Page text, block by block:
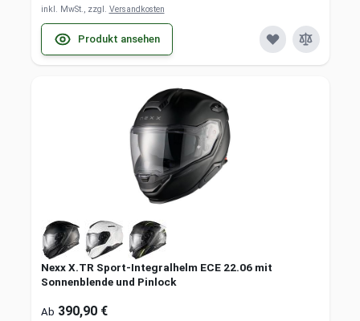
inkl. MwSt., zzgl. Versandkosten
Produkt ansehen
Nexx X.TR Sport-Integralhelm ECE 22.06 mit
Sonnenblende und Pinlock
Ab 390,90 €